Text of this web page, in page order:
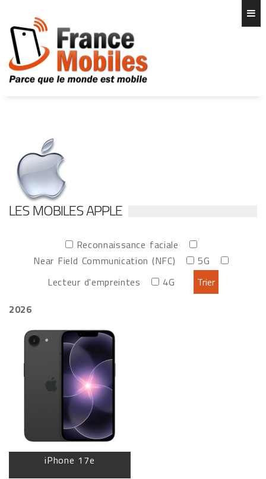
LES MOBILES APPLE
Reconnaissance faciale
Near Field Communication (NFC)
5G
Lecteur d'empreintes
4G
2026
iPhone 17e